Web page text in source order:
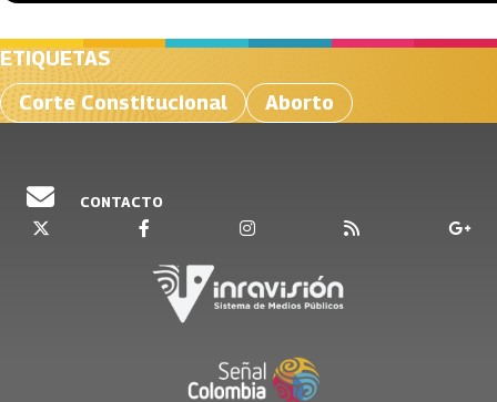
ETIQUETAS
Corte Constitucional
Aborto
CONTACTO